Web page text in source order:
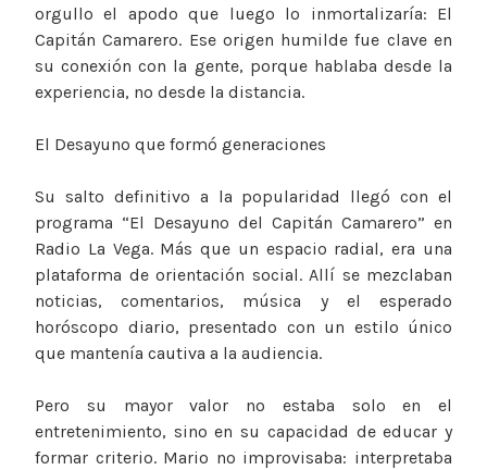
orgullo el apodo que luego lo inmortalizaría: El
Capitán Camarero. Ese origen humilde fue clave en
su conexión con la gente, porque hablaba desde la
experiencia, no desde la distancia.
El Desayuno que formó generaciones
Su salto definitivo a la popularidad llegó con el
programa “El Desayuno del Capitán Camarero” en
Radio La Vega. Más que un espacio radial, era una
plataforma de orientación social. Allí se mezclaban
noticias, comentarios, música y el esperado
horóscopo diario, presentado con un estilo único
que mantenía cautiva a la audiencia.
Pero su mayor valor no estaba solo en el
entretenimiento, sino en su capacidad de educar y
formar criterio. Mario no improvisaba: interpretaba